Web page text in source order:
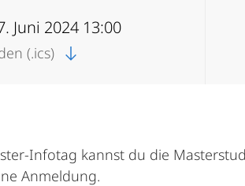
Juni 2024 13:00
(.ics)
Infotag kannst du die
Anmeldung.